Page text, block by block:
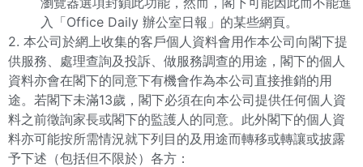
入「Office Daily 辦公室日報」的某些網頁。
2. 本公司於網上收集的客戶個人資料會用作本公司向閣下提
供服務、處理查詢及投訴、做服務調查的用途，閣下的個人
資料亦會在閣下的同意下有機會作為本公司直接推銷的用
途。若閣下未滿13歲，閣下必須在向本公司提供任何個人資
料之前徵詢家長或閣下的監護人的同意。此外閣下的個人資
料亦可能按所需情況就下列目的及用途而轉移或轉讓或披露
予下述（包括但不限於）各方：